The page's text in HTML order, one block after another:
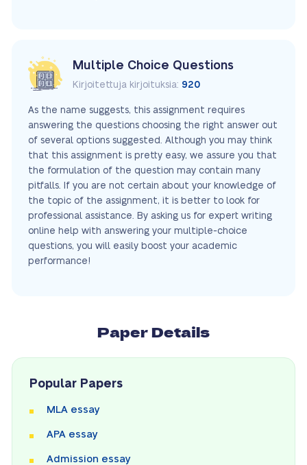
Multiple Choice Questions
Kirjoitettuja kirjoituksia: 920
As the name suggests, this assignment requires
answering the questions choosing the right answer out
of several options suggested. Although you may think
that this assignment is pretty easy, we assure you that
the formulation of the question may contain many
pitfalls. If you are not certain about your knowledge of
the topic of the assignment, it is better to look for
professional assistance. By asking us for expert writing
online help with answering your multiple-choice
questions, you will easily boost your academic
performance!
Paper Details
Popular Papers
MLA essay
APA essay
Admission essay